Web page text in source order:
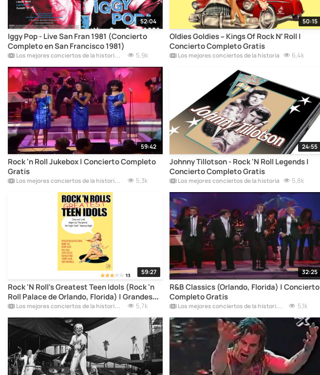
52:04
Iggy Pop - Live San Fran 1981 (Concierto
Completo en San Francisco 1981)
Los mejores conciertos de la historia del rock 5,9k
50:15
Oldies Goldies – Kings Of Rock N’ Roll |
Concierto Completo Gratis
Los mejores conciertos de la historia 6,4k
59:42
Rock 'n Roll Jukebox | Concierto Completo
Gratis
Los mejores conciertos de la historia del rock 5,3k
24:55
Johnny Tillotson - Rock 'N Roll Legends |
Concierto Completo Gratis
Los mejores conciertos de la historia 5,8k
59:27
Rock 'N Roll's Greatest Teen Idols (Rock 'n
Roll Palace de Orlando, Florida) | Grandes
Éxitos
Los mejores conciertos de la historia del rock 5,7k
32:25
R&B Classics (Orlando, Florida) | Concierto
Completo Gratis
Los mejores conciertos de la historia del rock 5,1k